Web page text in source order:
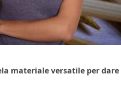
materiale versatile per dare